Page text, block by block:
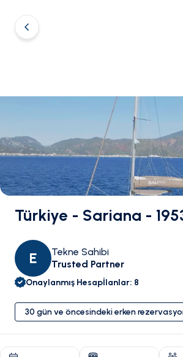
Türkiye - Sariana -
E
Tekne Sahibi
Trusted Partner
Onaylanmış Hesapİlanlar: 8
30 gün ve öncesindeki erken